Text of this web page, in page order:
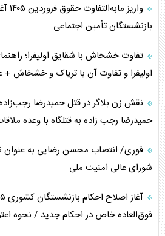
مصالحه نافرجام سعودی – اماراتی
محدودیت صادرات نفت عربستان
پشت‌پرده خشم ترامپ از رسانه‌های منتقد
چگونه مقاومت صحنه جنگ را تغییر
جنگ رمضان و معضل حضور نظامیان
تحلیل جامع پدیده تراستی‌ها
تأثیر جنگ ایران و آمریکا بر اقتصاد
بازنشستگان تأمین اجتماعی
تفاوت خشخاش با شقایق اولیفرا؛
اولیفرا و تفاوت آن با تریاک و خشخاش
نقش زن بلاگر در قتل حمیدرضا
حمیدرضا رجب زاده به قتلگاه با وعده
فوری/ انتصاب محسن رضایی به عنوان
شورای عالی امنیت ملی
فوق‌العاده خاص در احکام جدید / نحوه